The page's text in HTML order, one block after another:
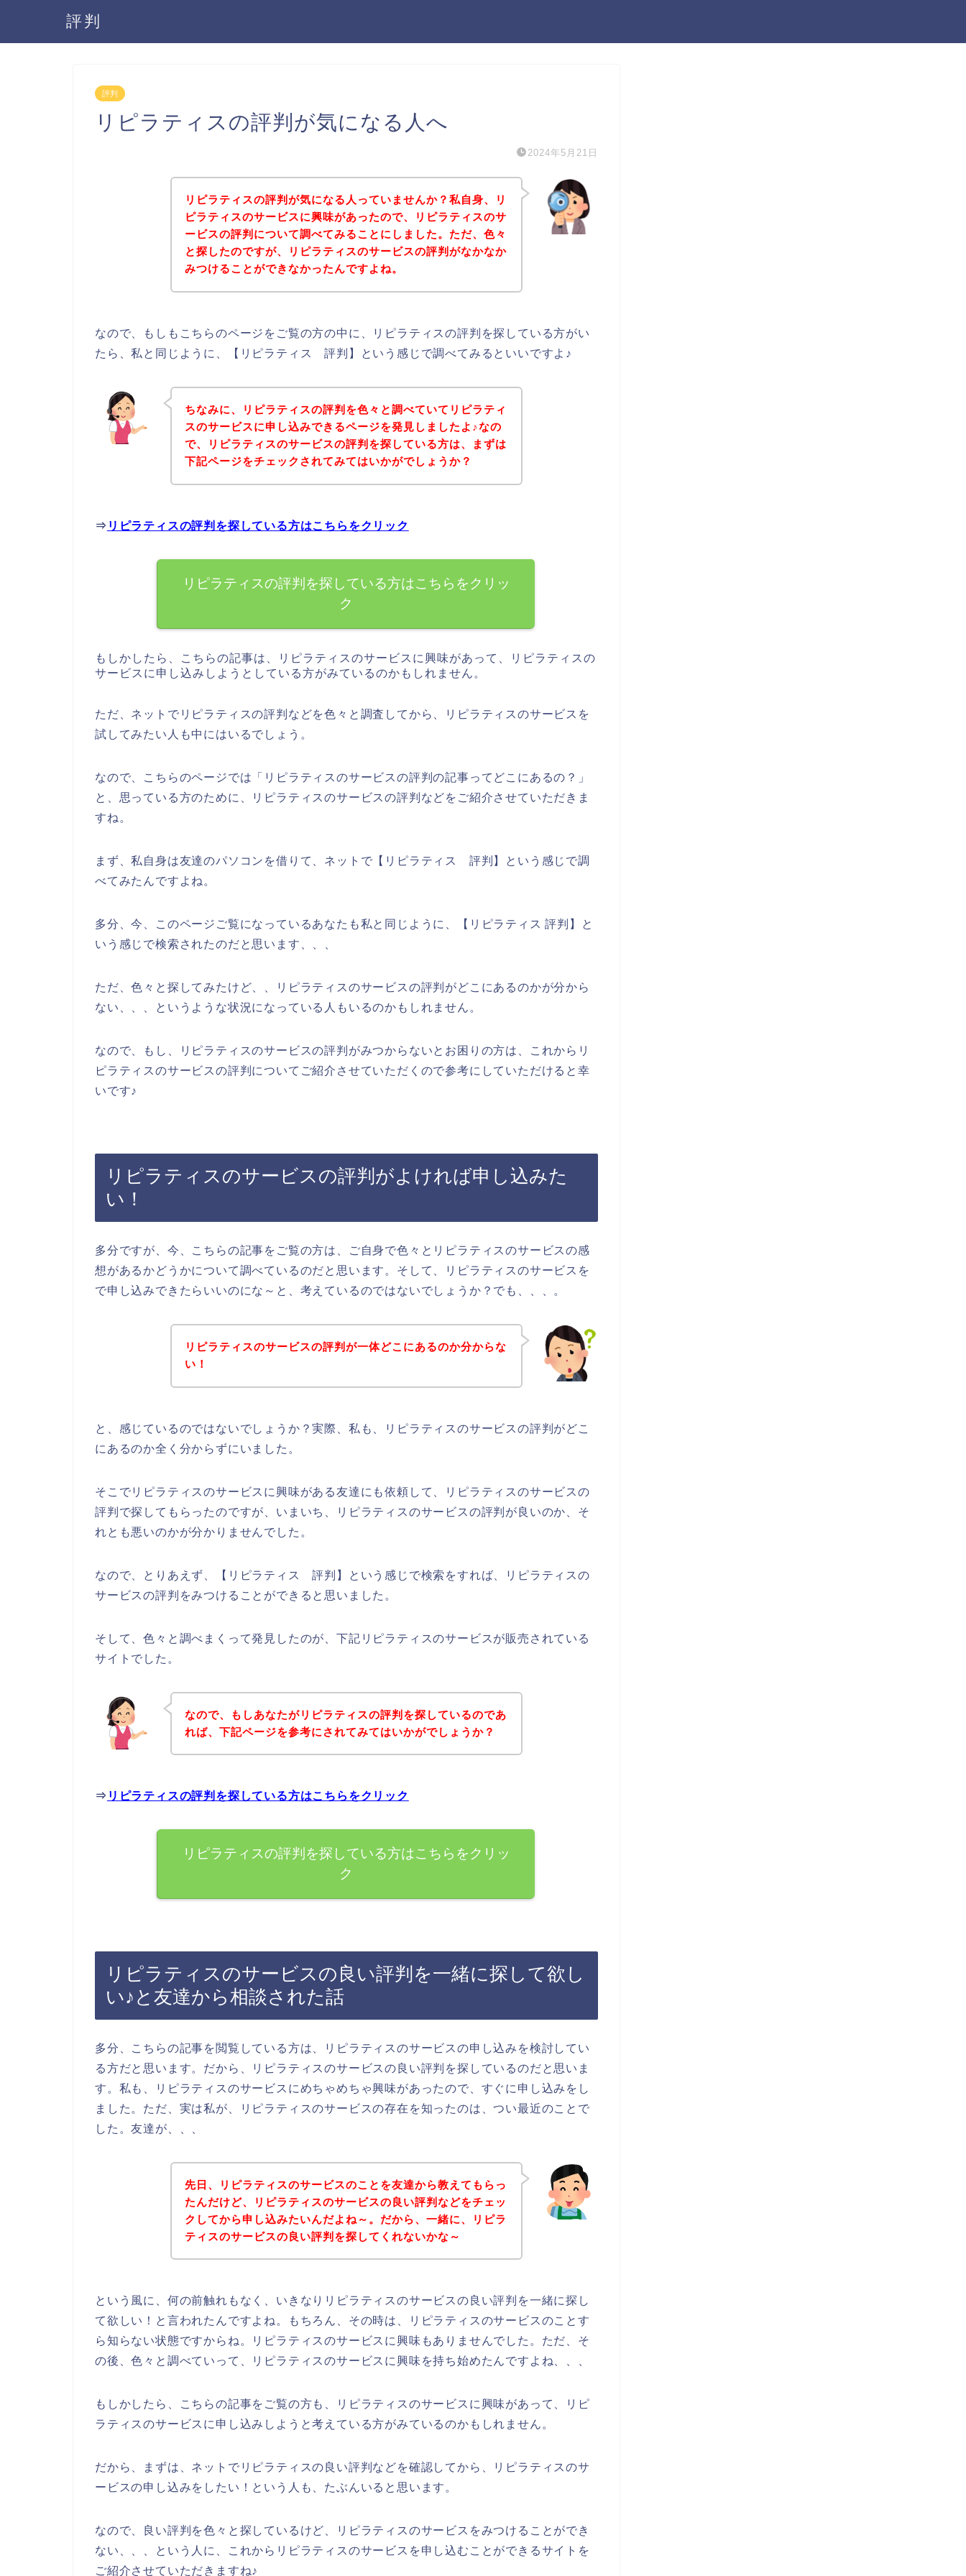
評判
評判
リピラティスの評判が気になる人へ
2024年5月21日
リピラティスの評判が気になる人っていませんか？私自身、リ
ピラティスのサービスに興味があったので、リピラティスのサ
ービスの評判について調べてみることにしました。ただ、色々
と探したのですが、リピラティスのサービスの評判がなかなか
みつけることができなかったんですよね。
なので、もしもこちらのページをご覧の方の中に、リピラティスの評判を探している方がい
たら、私と同じように、【リピラティス 評判】という感じで調べてみるといいですよ♪
ちなみに、リピラティスの評判を色々と調べていてリピラティ
スのサービスに申し込みできるページを発見しましたよ♪なの
で、リピラティスのサービスの評判を探している方は、まずは
下記ページをチェックされてみてはいかがでしょうか？
⇒ リピラティスの評判を探している方はこちらをクリック
リピラティスの評判を探している方はこちらをクリッ
ク
もしかしたら、こちらの記事は、リピラティスのサービスに興味があって、リピラティスの
サービスに申し込みしようとしている方がみているのかもしれません。
ただ、ネットでリピラティスの評判などを色々と調査してから、リピラティスのサービスを
試してみたい人も中にはいるでしょう。
なので、こちらのページでは「リピラティスのサービスの評判の記事ってどこにあるの？」
と、思っている方のために、リピラティスのサービスの評判などをご紹介させていただきま
すね。
まず、私自身は友達のパソコンを借りて、ネットで【リピラティス 評判】という感じで調
べてみたんですよね。
多分、今、このページご覧になっているあなたも私と同じように、【リピラティス 評判】と
いう感じで検索されたのだと思います、、、
ただ、色々と探してみたけど、、リピラティスのサービスの評判がどこにあるのかが分から
ない、、、というような状況になっている人もいるのかもしれません。
なので、もし、リピラティスのサービスの評判がみつからないとお困りの方は、これからリ
ピラティスのサービスの評判についてご紹介させていただくので参考にしていただけると幸
いです♪
リピラティスのサービスの評判がよければ申し込みた
い！
多分ですが、今、こちらの記事をご覧の方は、ご自身で色々とリピラティスのサービスの感
想があるかどうかについて調べているのだと思います。そして、リピラティスのサービスを
で申し込みできたらいいのにな～と、考えているのではないでしょうか？でも、、、。
リピラティスのサービスの評判が一体どこにあるのか分からな
い！
と、感じているのではないでしょうか？実際、私も、リピラティスのサービスの評判がどこ
にあるのか全く分からずにいました。
そこでリピラティスのサービスに興味がある友達にも依頼して、リピラティスのサービスの
評判で探してもらったのですが、いまいち、リピラティスのサービスの評判が良いのか、そ
れとも悪いのかが分かりませんでした。
なので、とりあえず、【リピラティス 評判】という感じで検索をすれば、リピラティスの
サービスの評判をみつけることができると思いました。
そして、色々と調べまくって発見したのが、下記リピラティスのサービスが販売されている
サイトでした。
なので、もしあなたがリピラティスの評判を探しているのであ
れば、下記ページを参考にされてみてはいかがでしょうか？
⇒ リピラティスの評判を探している方はこちらをクリック
リピラティスの評判を探している方はこちらをクリッ
ク
リピラティスのサービスの良い評判を一緒に探して欲し
い♪と友達から相談された話
多分、こちらの記事を閲覧している方は、リピラティスのサービスの申し込みを検討してい
る方だと思います。だから、リピラティスのサービスの良い評判を探しているのだと思いま
す。私も、リピラティスのサービスにめちゃめちゃ興味があったので、すぐに申し込みをし
ました。ただ、実は私が、リピラティスのサービスの存在を知ったのは、つい最近のことで
した。友達が、、、
先日、リピラティスのサービスのことを友達から教えてもらっ
たんだけど、リピラティスのサービスの良い評判などをチェッ
クしてから申し込みたいんだよね～。だから、一緒に、リピラ
ティスのサービスの良い評判を探してくれないかな～
という風に、何の前触れもなく、いきなりリピラティスのサービスの良い評判を一緒に探し
て欲しい！と言われたんですよね。もちろん、その時は、リピラティスのサービスのことす
ら知らない状態ですからね。リピラティスのサービスに興味もありませんでした。ただ、そ
の後、色々と調べていって、リピラティスのサービスに興味を持ち始めたんですよね、、、
もしかしたら、こちらの記事をご覧の方も、リピラティスのサービスに興味があって、リピ
ラティスのサービスに申し込みしようと考えている方がみているのかもしれません。
だから、まずは、ネットでリピラティスの良い評判などを確認してから、リピラティスのサ
ービスの申し込みをしたい！という人も、たぶんいると思います。
なので、良い評判を色々と探しているけど、リピラティスのサービスをみつけることができ
ない、、、という人に、これからリピラティスのサービスを申し込むことができるサイトを
ご紹介させていただきますね♪